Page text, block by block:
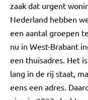
zaak dat urgent
Nederland hebben
een aantal groepen
nu in West-Brabant
een thuisadres. Het
lang in de rij staat,
eens een adres.